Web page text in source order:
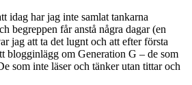
idag har jag inte samlat tankarna
begreppen får anstå några dagar (en
jag att ta det lugnt och att efter första
blogginlägg om Generation G – de som
som inte läser och tänker utan tittar och